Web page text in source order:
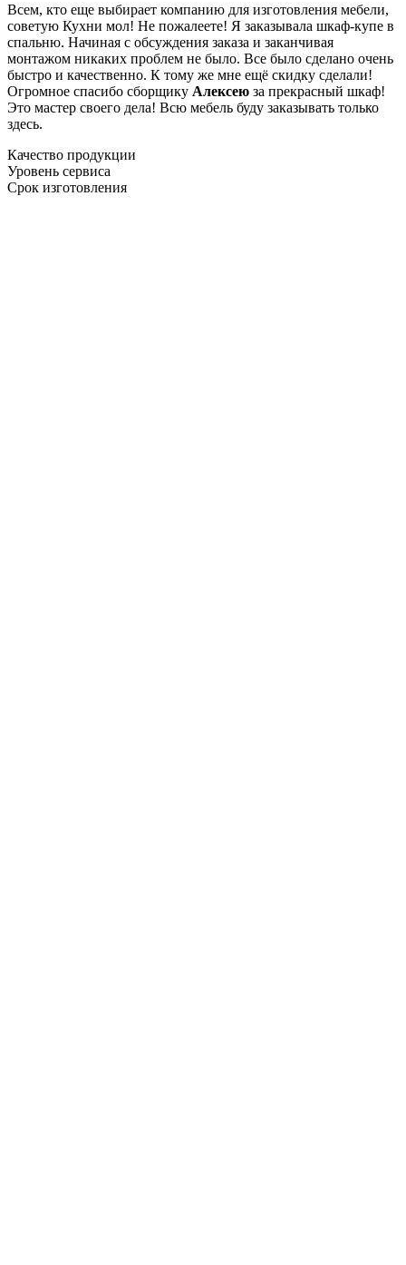
Всем, кто еще выбирает компанию для изготовления мебели,
советую Кухни мол! Не пожалеете! Я заказывала шкаф-купе в
спальню. Начиная с обсуждения заказа и заканчивая
монтажом никаких проблем не было. Все было сделано очень
быстро и качественно. К тому же мне ещё скидку сделали!
Огромное спасибо сборщику Алексею за прекрасный шкаф!
Это мастер своего дела! Всю мебель буду заказывать только
здесь.
Качество продукции
Уровень сервиса
Срок изготовления